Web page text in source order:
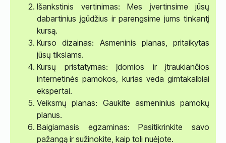
Išankstinis vertinimas: Mes įvertinsime jūsų
dabartinius įgūdžius ir parengsime jums tinkantį
kursą.
Kurso dizainas: Asmeninis planas, pritaikytas
jūsų tikslams.
Kursų pristatymas: Įdomios ir įtraukiančios
internetinės pamokos, kurias veda gimtakalbiai
ekspertai.
Veiksmų planas: Gaukite asmeninius pamokų
planus.
Baigiamasis egzaminas: Pasitikrinkite savo
pažangą ir sužinokite, kaip toli nuėjote.